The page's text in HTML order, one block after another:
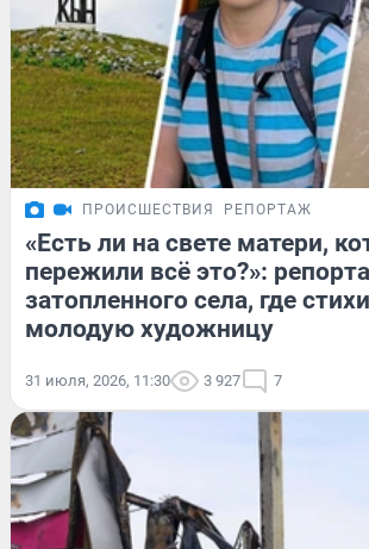
ПРОИСШЕСТВИЯ РЕПОРТАЖ
«Есть ли на свете матери,
пережили всё это?»:
затопленного села, где
молодую художницу
31 июля, 2026, 11:30 3 927 7